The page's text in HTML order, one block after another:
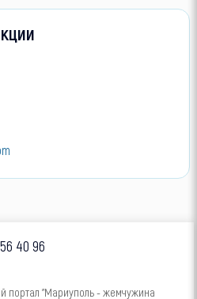
40 96
портал "Мариуполь - жемчужина